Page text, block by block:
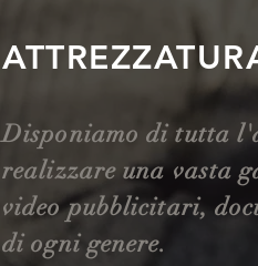
Disponiamo di tutta
realizzare una vasta
video pubblicitari,
di ogni genere.